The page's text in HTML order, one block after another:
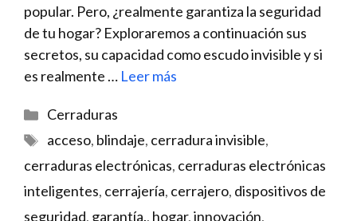
popular. Pero, ¿realmente garantiza la seguridad
de tu hogar? Exploraremos a continuación sus
secretos, su capacidad como escudo invisible y si
es realmente​ … Leer más
Categorías
Cerraduras
Etiquetas
acceso, blindaje, cerradura invisible,
cerraduras electrónicas, cerraduras electrónicas
inteligentes, cerrajería, cerrajero, dispositivos de
seguridad, garantía., hogar,innovación,